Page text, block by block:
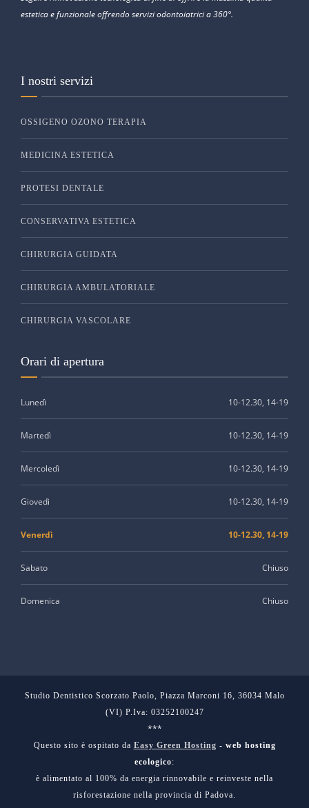
estetica e funzionale offrendo servizi odontoiatrici a 360°.
I nostri servizi
OSSIGENO OZONO TERAPIA
MEDICINA ESTETICA
PROTESI DENTALE
CONSERVATIVA ESTETICA
CHIRURGIA GUIDATA
CHIRURGIA AMBULATORIALE
CHIRURGIA VASCOLARE
Orari di apertura
Lunedì 10-12.30, 14-19
Martedì 10-12.30, 14-19
Mercoledì 10-12.30, 14-19
Giovedì 10-12.30, 14-19
Venerdì 10-12.30, 14-19
Sabato Chiuso
Domenica Chiuso
Studio Dentistico Scorzato Paolo, Piazza Marconi 16, 36034 Malo
(VI) P.Iva: 03252100247
***
Questo sito è ospitato da Easy Green Hosting - web hosting
ecologico:
è alimentato al 100% da energia rinnovabile e reinveste nella
risforestazione nella provincia di Padova.